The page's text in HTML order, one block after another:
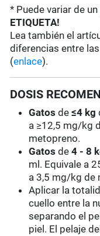
* Puede variar de
ETIQUETA!
Lea también el
diferencias entre
(enlace).
DOSIS
Gatosde≤4 kg
a ≥12,5 mg/kg
metopreno.
Gatosde4 - 8
ml. Equivale a
a 3,5 mg/kg de
Aplicar la
cuello entre la
separando el
piel. El pelaje